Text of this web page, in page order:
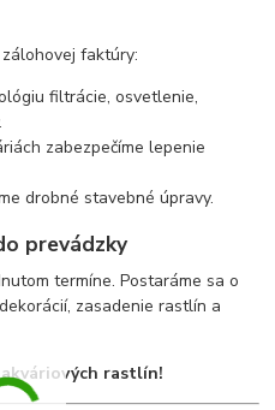
faktúry:
filtrácie, osvetlenie,
zabezpečíme lepenie
drobné stavebné úpravy.
prevádzky
termíne. Postaráme sa o
zasadenie rastlín a
rastlín!